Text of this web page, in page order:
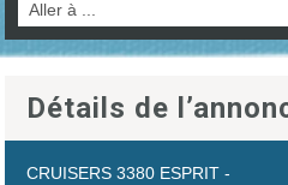
Détails de
CRUISERS 3380 ESPRIT -